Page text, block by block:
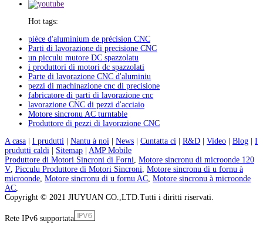
Hot tags:
pièce d'aluminium de précision CNC
Parti di lavorazione di precisione CNC
un picculu mutore DC spazzolatu
i produttori di motori dc spazzolati
Parte di lavorazione CNC d'aluminiu
pezzi di machinazione cnc di precisione
fabricatore di parti di lavorazione cnc
lavorazione CNC di pezzi d'acciaio
Motore sincronu AC turntable
Produttore di pezzi di lavorazione CNC
A casa
I prudutti Nantu à noi News Cuntatta ci R&D Video Blog
I
prudutti caldi
Sitemap
AMP Mobile
Produttore di Motori Sincroni di Forni, Motore sincronu di microonde 120
V, Picculu Produttore di Motori Sincroni, Motore sincronu di u fornu à
microonde, Motore sincronu di u fornu AC, Motore sincronu à microonde
AC,
Copyright © 2021 JIUYUAN CO.,LTD.Tutti i diritti riservati.
Rete IPv6 supportata